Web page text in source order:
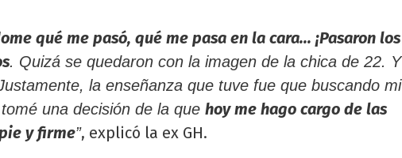
qué me pasó, qué me pasa en la cara... ¡Pasaron los
. Quizá se quedaron con la imagen de la chica de 22. Y
la enseñanza que tuve fue que buscando mi
una decisión de la que hoy me hago cargo de las
y firme”, explicó la ex GH.